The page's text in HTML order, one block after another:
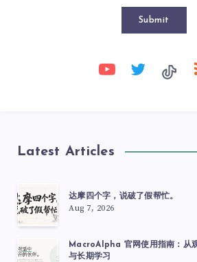
Submit
Latest Articles
达摩四个字，说破了假帮忙。
Aug 7, 2026
MacroAlpha 官网使用指南：从
与长期学习